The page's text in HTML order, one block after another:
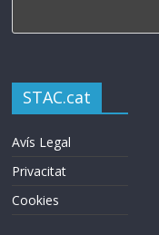
STAC.cat
Avís Legal
Privacitat
Cookies